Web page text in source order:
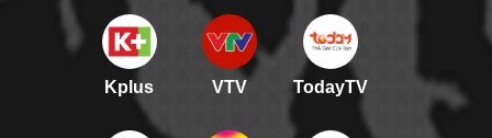
Kplus VTV TodayTV